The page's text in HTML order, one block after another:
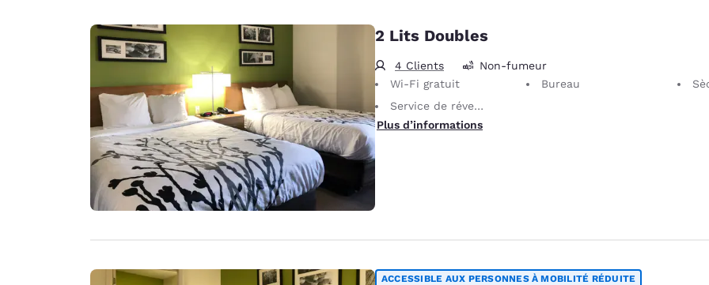
2 Lits Doubles
4 Clients
Non-fumeur
Wi-Fi gratuit
Bureau
Service de réveil téléphonique
Plus d’informations
ACCESSIBLE AUX PERSONNES À MOBILITÉ RÉDUITE